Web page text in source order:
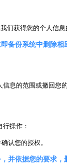
们获得您的个人信
备份系统中删除
息的范围或撤回
操作：
您的授权。
并依据您的要求